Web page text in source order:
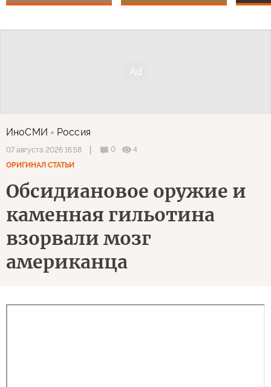
ИноСМИ Россия
07 августа 2026 16:58 0
4
ОРИГИНАЛ СТАТЬИ
Обсидиановое оружие и
каменная гильотина
взорвали мозг
американца